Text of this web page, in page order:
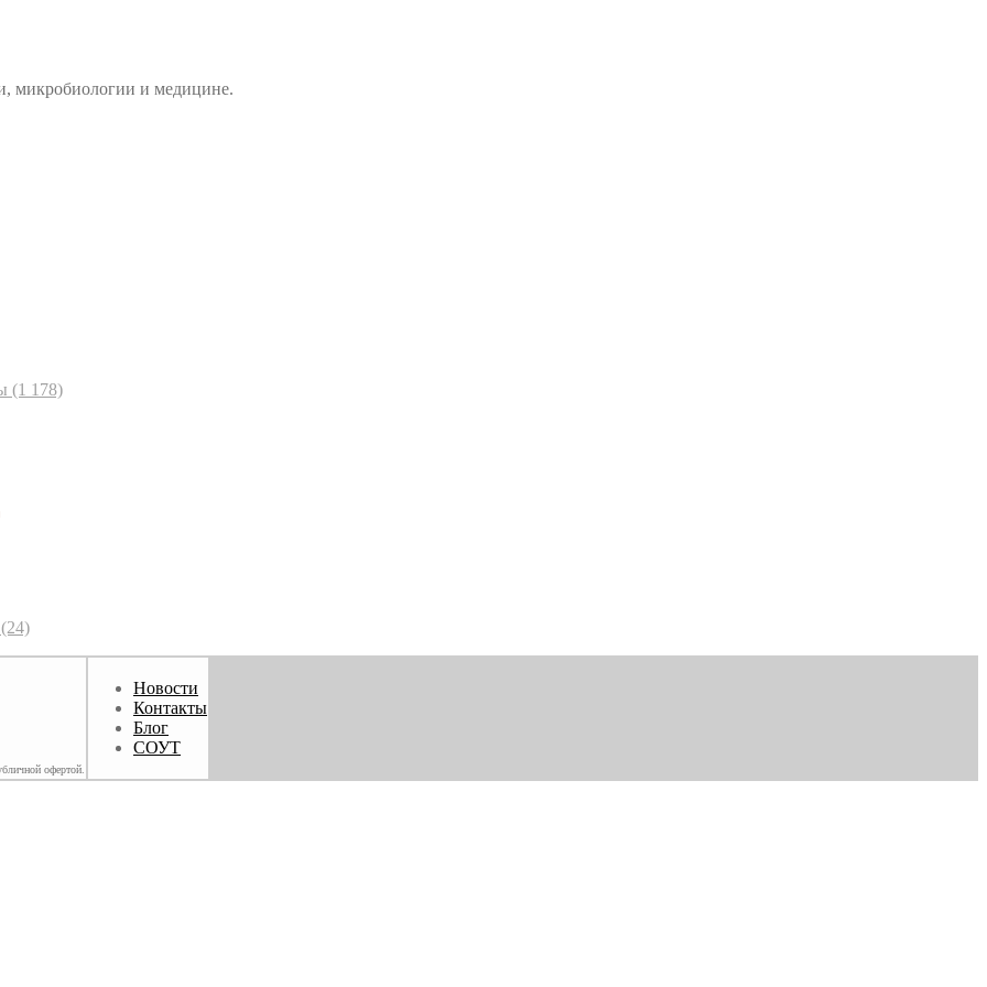
микробиологии и медицине.
(1 178)
(24)
офертой.
Новости
Контакты
Блог
СОУТ